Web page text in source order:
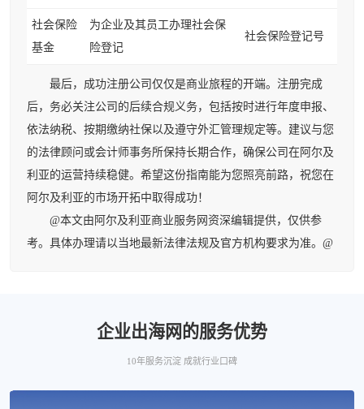
社会保险
基金
为企业及其员工办理社会保
险登记
社会保险登记号
最后，成功注册公司仅仅是商业旅程的开端。注册完成
后，务必关注公司的后续合规义务，包括按时进行年度申报、
依法纳税、按期缴纳社保以及遵守外汇管理规定等。建议与您
的法律顾问或会计师事务所保持长期合作，确保公司在阿尔及
利亚的运营持续稳健。希望这份指南能为您照亮前路，祝您在
阿尔及利亚的市场开拓中取得成功！
@本文由阿尔及利亚商业服务网资深编辑提供，仅供参
考。具体办理请以当地最新法律法规及官方机构要求为准。@
企业出海网的服务优势
10年服务沉淀 成就行业口碑